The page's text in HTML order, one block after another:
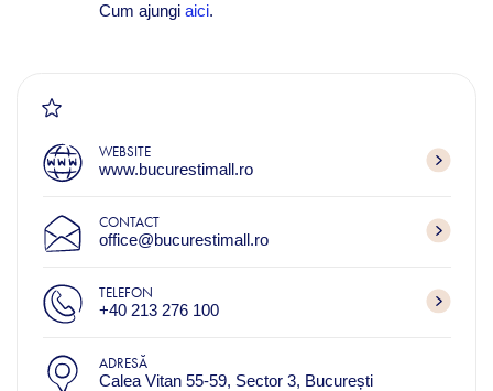
Cum ajungiaici.
WEBSITE
www.bucurestimall.ro
CONTACT
office@bucurestimall.ro
TELEFON
+40 213 276 100
ADRESĂ
Calea Vitan 55-59, Sector 3, București